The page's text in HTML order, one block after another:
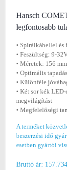
Hansch
legfontosabb
• Spirálkábellel és
• Feszültség: 9-
• Méretek: 156
• Optimális
• Különféle
• Két sor kék
megvilágítást
• Megfelelőségi
A terméket
beszerzési idő
esetben gyártói
Bruttó ár: